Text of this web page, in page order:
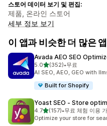
스토어 데이터 보기 및 편집:
제품, 온라인 스토어
세부 정보 보기
이 앱과 비슷한 더 많은 앱
Avada AEO SEO
5.0별 5개 중
(352)
총 리뷰 352개
•무료
AI SEO, AEO, GEO with
Built for Shopify
Yoast SEO ‑ Store
4.7별 5개 중
(157)
총 리뷰 157개
•무료 체험 이용
Optimize your store for